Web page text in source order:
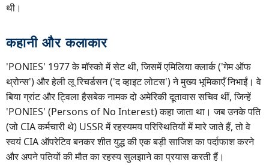
थी।
कहानी और कलाकार
'PONIES' 1977 के मॉस्को में सेट थी, जिसमें एमिलिया क्लार्क ('गेम ऑफ
थ्रोन्स') और हेली लू रिचर्डसन ('द व्हाइट लोटस') ने मुख्य भूमिकाएँ निभाईं। वे
बिया ग्रांट और ट्विला हैसबेक नामक दो अमेरिकी दूतावास सचिव थीं, जिन्हें
'PONIES' (Persons of No Interest) कहा जाता था। जब उनके पति
(जो CIA कर्मचारी थे) USSR में रहस्यमय परिस्थितियों में मारे जाते हैं, तो वे
स्वयं CIA ऑपरेटिव बनकर शीत युद्ध की एक बड़ी साजिश का पर्दाफाश करने
और अपने पतियों की मौत का रहस्य सुलझाने का प्रयास करती हैं।